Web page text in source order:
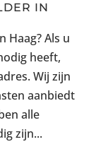
IN
Haag? Als u
heeft,
Wij zijn
aanbiedt
alle
zijn...